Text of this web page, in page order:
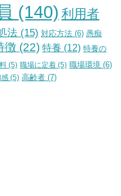
(140) 利用者
法 (15) 対応方法 (6) 愚痴
徴 (22) 特養 (12) 特養の
(5) 職場に定着 (5) 職場環境 (6)
感 (5) 高齢者 (7)